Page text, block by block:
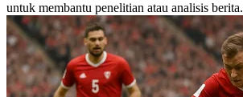
untuk membantu penelitian atau analisis berita.